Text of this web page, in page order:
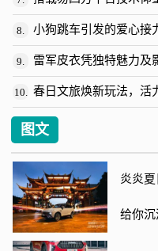
8. 小狗跳车引发的爱心接
9. 雷军皮衣凭独特魅力及
10. 春日文旅焕新玩法，活
图文
炎炎
给你沉